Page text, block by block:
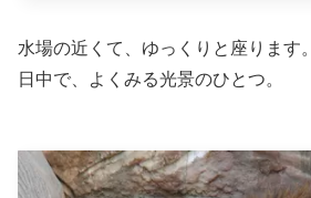
水場の近くて、ゆっくりと座ります。
日中で、よくみる光景のひとつ。